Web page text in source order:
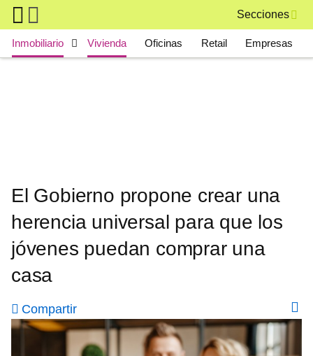
Skip to main content
Secciones
Main navigation
Inmobiliario Vivienda Oficinas Retail Empresas
El Gobierno propone crear una
herencia universal para que los
jóvenes puedan comprar una
casa
Compartir